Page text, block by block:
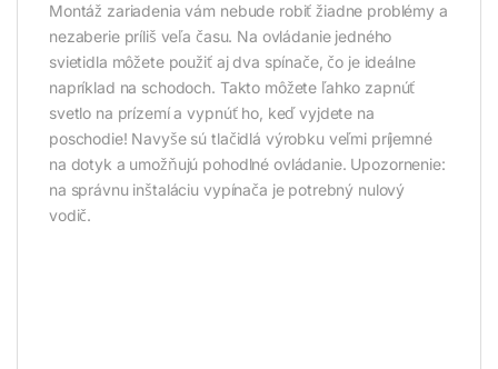
Montáž zariadenia vám nebude robiť žiadne problémy a
nezaberie príliš veľa času. Na ovládanie jedného
svietidla môžete použiť aj dva spínače, čo je ideálne
napríklad na schodoch. Takto môžete ľahko zapnúť
svetlo na prízemí a vypnúť ho, keď vyjdete na
poschodie! Navyše sú tlačidlá výrobku veľmi príjemné
na dotyk a umožňujú pohodlné ovládanie. Upozornenie:
na správnu inštaláciu vypínača je potrebný nulový
vodič.